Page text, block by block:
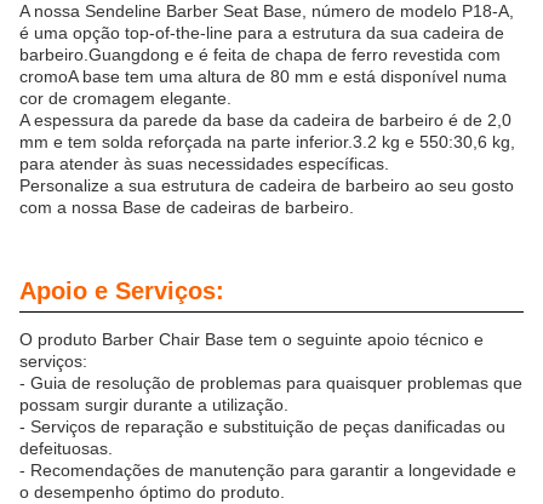
A nossa Sendeline Barber Seat Base, número de modelo P18-A,
é uma opção top-of-the-line para a estrutura da sua cadeira de
barbeiro.Guangdong e é feita de chapa de ferro revestida com
cromoA base tem uma altura de 80 mm e está disponível numa
cor de cromagem elegante.
A espessura da parede da base da cadeira de barbeiro é de 2,0
mm e tem solda reforçada na parte inferior.3.2 kg e 550:30,6 kg,
para atender às suas necessidades específicas.
Personalize a sua estrutura de cadeira de barbeiro ao seu gosto
com a nossa Base de cadeiras de barbeiro.
Apoio e Serviços:
O produto Barber Chair Base tem o seguinte apoio técnico e
serviços:
- Guia de resolução de problemas para quaisquer problemas que
possam surgir durante a utilização.
- Serviços de reparação e substituição de peças danificadas ou
defeituosas.
- Recomendações de manutenção para garantir a longevidade e
o desempenho óptimo do produto.